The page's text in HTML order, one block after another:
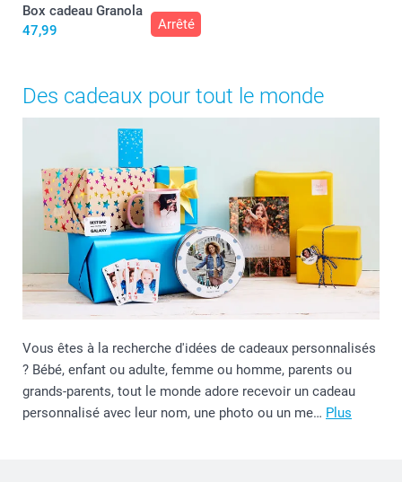
Arrêté
Box cadeau Granola
47,99
Des cadeaux pour tout le monde
Vous êtes à la recherche d'idées de cadeaux personnalisés
? Bébé, enfant ou adulte, femme ou homme, parents ou
grands-parents, tout le monde adore recevoir un cadeau
personnalisé avec leur nom, une photo ou un me… Plus